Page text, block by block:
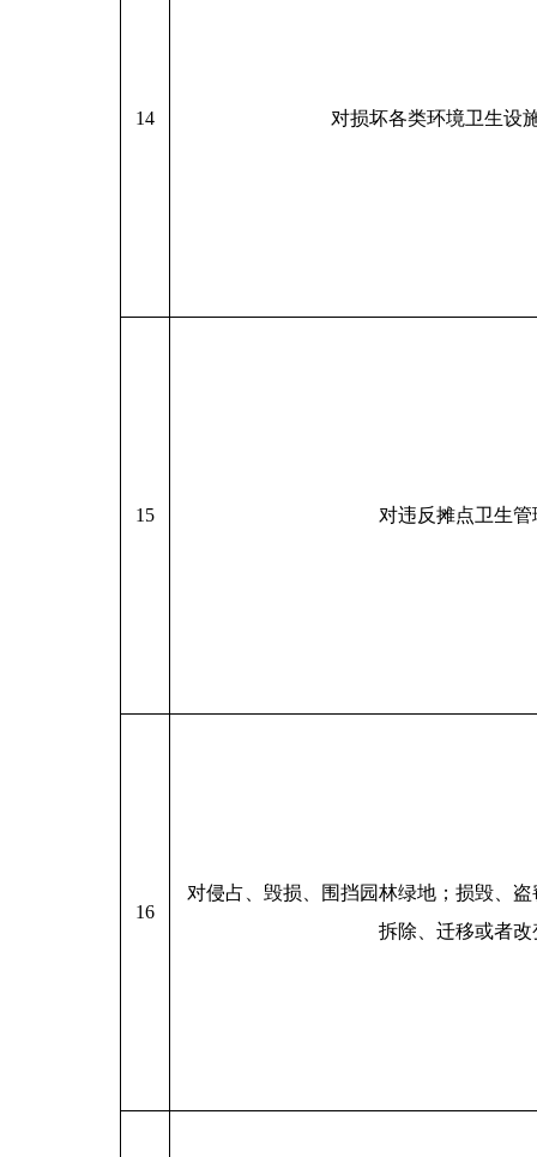
14 对损坏各类环境卫生设
15 对违反摊点卫生
16
对侵占、毁损、围挡园林绿地；损毁、
拆除、迁移或者